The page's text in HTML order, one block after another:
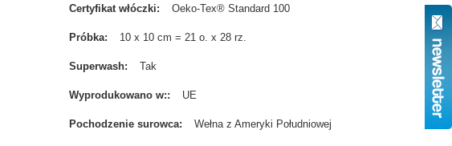
Certyfikat włóczki Oeko-Tex® Standard 100
Próbka 10 x 10 cm = 21 o. x 28 rz.
Superwash Tak
Wyprodukowano w: UE
Pochodzenie surowca Wełna z Ameryki Południowej